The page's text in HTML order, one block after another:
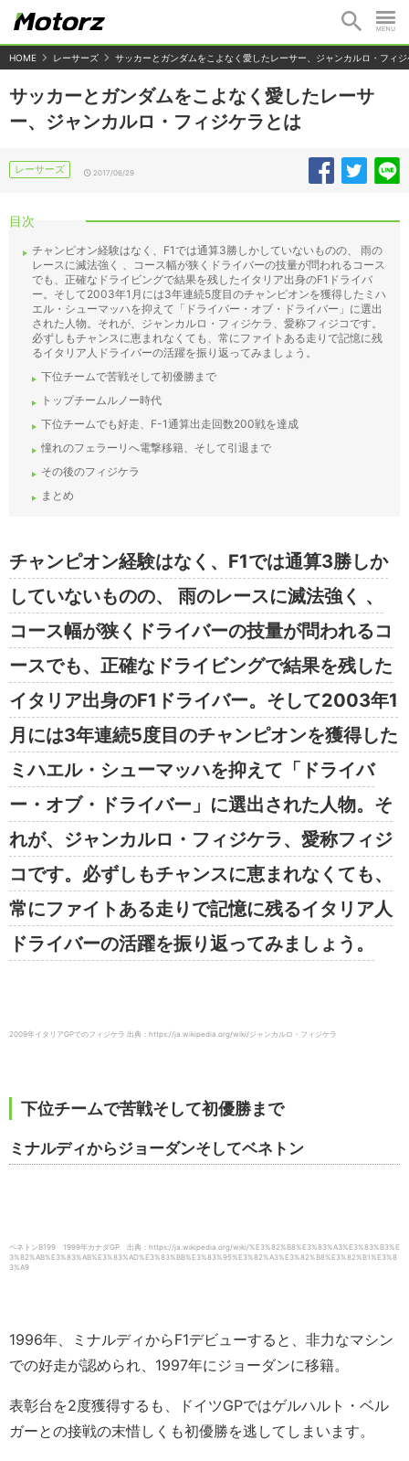
HOME レーサーズ サッカーとガンダムをこよなく愛したレーサー、ジャンカルロ・フィ
サッカーとガンダムをこよなく愛したレーサ
ー、ジャンカルロ・フィジケラとは
レーサーズ 2017/06/29
目次
チャンピオン経験はなく、F1では通算3勝しかしていないものの、 雨の
レースに滅法強く 、コース幅が狭くドライバーの技量が問われるコース
でも、正確なドライビングで結果を残したイタリア出身のF1ドライバ
ー。そして2003年1月には3年連続5度目のチャンピオンを獲得したミハ
エル・シューマッハを抑えて「ドライバー・オブ・ドライバー」に選出
された人物。それが、ジャンカルロ・フィジケラ、愛称フィジコです。
必ずしもチャンスに恵まれなくても、常にファイトある走りで記憶に残
るイタリア人ドライバーの活躍を振り返ってみましょう。
下位チームで苦戦そして初優勝まで
トップチームルノー時代
下位チームでも好走、F-1通算出走回数200戦を達成
憧れのフェラーリへ電撃移籍、そして引退まで
その後のフィジケラ
まとめ
チャンピオン経験はなく、F1では通算3勝しか
していないものの、 雨のレースに滅法強く 、
コース幅が狭くドライバーの技量が問われるコ
ースでも、正確なドライビングで結果を残した
イタリア出身のF1ドライバー。そして2003年1
月には3年連続5度目のチャンピオンを獲得した
ミハエル・シューマッハを抑えて「ドライバ
ー・オブ・ドライバー」に選出された人物。そ
れが、ジャンカルロ・フィジケラ、愛称フィジ
コです。必ずしもチャンスに恵まれなくても、
常にファイトある走りで記憶に残るイタリア人
ドライバーの活躍を振り返ってみましょう。
2009年イタリアGPでのフィジケラ 出典：https://ja.wikipedia.org/wiki/ジャンカルロ・フィジケラ
下位チームで苦戦そして初優勝まで
ミナルディからジョーダンそしてベネトン
ベネトンB199 1999年カナダGP 出典：https://ja.wikipedia.org/wiki/%E3%82%B8%E3%83%A3%E3%83%B3%E
3%82%AB%E3%83%AB%E3%83%AD%E3%83%BB%E3%83%95%E3%82%A3%E3%82%B8%E3%82%B1%E3%8
3%A9
1996年、ミナルディからF1デビューすると、非力なマシン
での好走が認められ、1997年にジョーダンに移籍。
表彰台を2度獲得するも、ドイツGPではゲルハルト・ベル
ガーとの接戦の末惜しくも初優勝を逃してしまいます。